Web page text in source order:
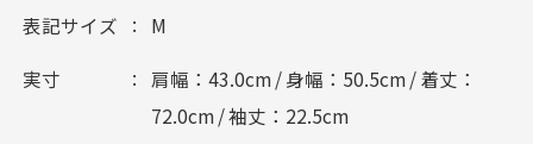
表記サイズ M
実寸
肩幅：43.0cm / 身幅：50.5cm / 着丈：
72.0cm / 袖丈：22.5cm